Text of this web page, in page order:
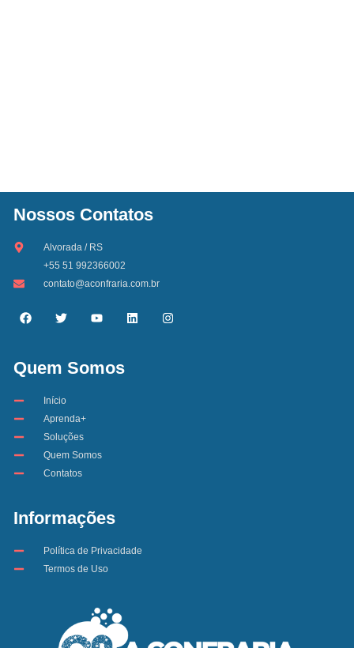
Nossos Contatos
Alvorada / RS
+55 51 992366002
contato@aconfraria.com.br
Quem Somos
Início
Aprenda+
Soluções
Quem Somos
Contatos
Informações
Política de Privacidade
Termos de Uso